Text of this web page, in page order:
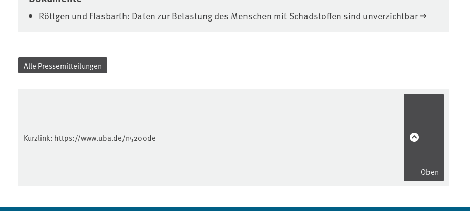
Röttgen und Flasbarth: Daten zur Belastung des Menschen mit Schadstoffen sind unverzichtbar
Alle Pressemitteilungen
Kurzlink: https://www.uba.de/n5200de
Oben